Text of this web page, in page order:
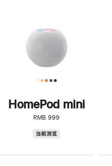
HomePod mini
RMB 999
当前浏览